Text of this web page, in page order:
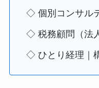
◇ 個別コンサル
◇ 税務顧問（法
◇ ひとり経理｜